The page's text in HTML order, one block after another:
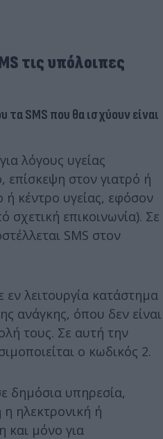
τις υπόλοιπες
τα SMS που θα ισχύουν είναι
λόγους υγείας
στον γιατρό ή
κέντρο υγείας, εφόσον
σχετική επικοινωνία). Σε
SMS στον
λειτουργία κατάστημα
ανάγκης, όπου δεν είναι
τους. Σε αυτή την
ο κωδικός 2.
δημόσια υπηρεσία,
ηλεκτρονική ή
και μόνο για